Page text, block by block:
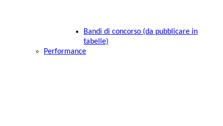
Bandi di concorso (da pubblicare in
tabelle)
Performance